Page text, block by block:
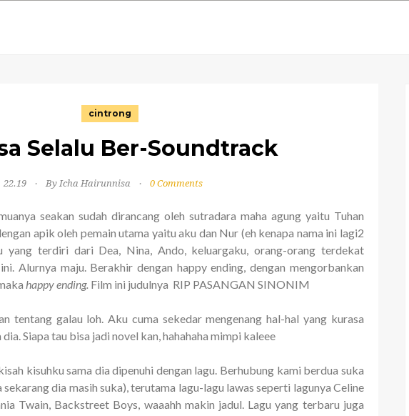
cintrong
Selalu Ber-Soundtrack
22.19 By Icha Hairunnisa 0 Comments
seakan sudah dirancang oleh sutradara maha agung yaitu Tuhan
apik oleh pemain utama yaitu aku dan Nur (eh kenapa nama ini lagi2
yang terdiri dari Dea, Nina, Ando, keluargaku, orang-orang terdekat
Alurnya maju. Berakhir dengan happy ending, dengan mengorbankan
happy ending. Film ini judulnya RIP PASANGAN SINONIM
tentang galau loh. Aku cuma sekedar mengenang hal-hal yang kurasa
Siapa tau bisa jadi novel kan, hahahaha mimpi kaleee
kisuhku sama dia dipenuhi dengan lagu. Berhubung kami berdua suka
sekarang dia masih suka), terutama lagu-lagu lawas seperti lagunya Celine
Twain, Backstreet Boys, waaahh makin jadul. Lagu yang terbaru juga